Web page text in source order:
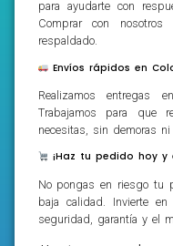
para ayudarte con
Comprar con
respaldado.
Envíos rápidos en
Realizamos
Trabajamos para que
necesitas, sin demoras ni
¡Haz tu pedido hoy y
No pongas en riesgo tu
baja calidad. Invierte
seguridad, garantía y el